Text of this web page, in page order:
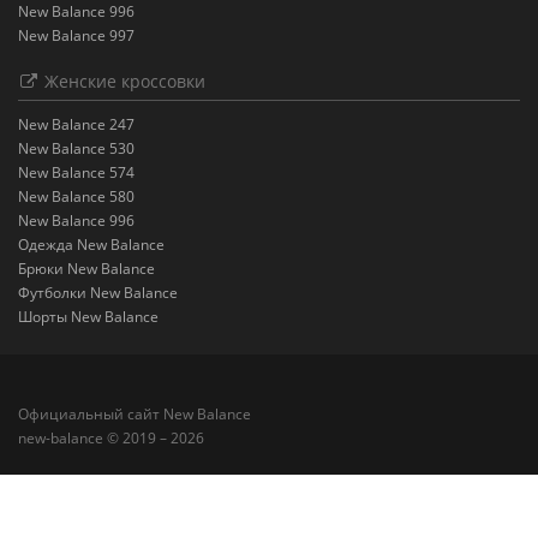
New Balance 996
New Balance 997
Женские кроссовки
New Balance 247
New Balance 530
New Balance 574
New Balance 580
New Balance 996
Одежда New Balance
Брюки New Balance
Футболки New Balance
Шорты New Balance
Официальный сайт New Balance
new-balance © 2019 – 2026